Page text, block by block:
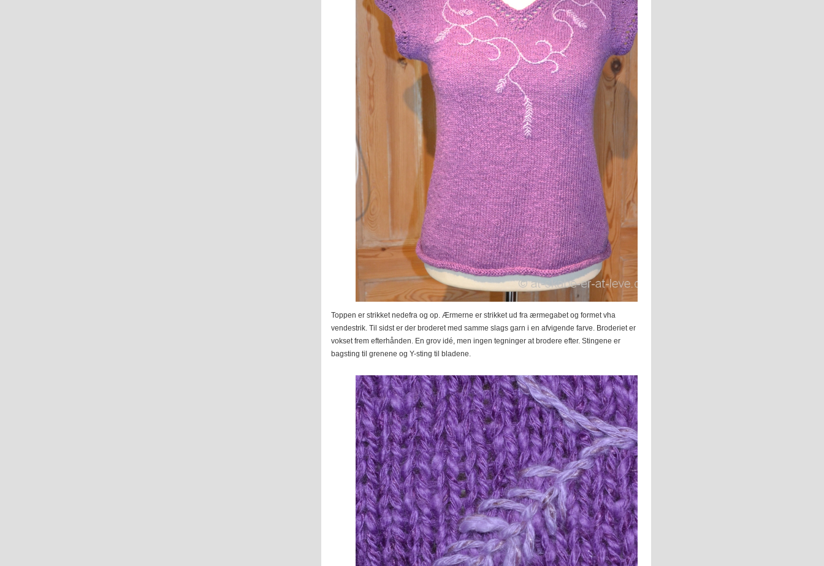
Toppen er strikket nedefra og op. Ærmerne er strikket ud fra ærmegabet og formet vha
vendestrik. Til sidst er der broderet med samme slags garn i en afvigende farve. Broderiet er
vokset frem efterhånden. En grov idé, men ingen tegninger at brodere efter. Stingene er
bagsting til grenene og Y-sting til bladene.